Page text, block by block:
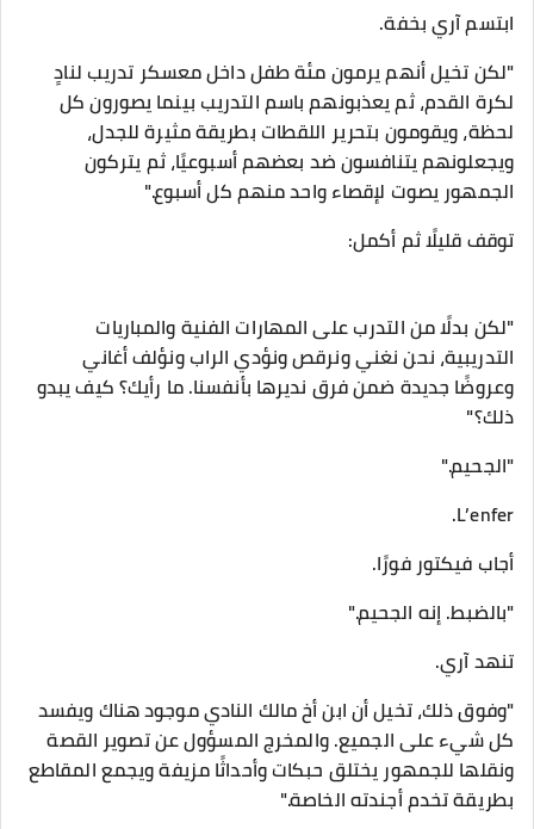
ابتسم آري بخفة.
"لكن تخيل أنهم يرمون مئة طفل داخل معسكر تدريب لنادٍ
لكرة القدم، ثم يعذبونهم باسم التدريب بينما يصورون كل
لحظة، ويقومون بتحرير اللقطات بطريقة مثيرة للجدل،
ويجعلونهم يتنافسون ضد بعضهم أسبوعيًا، ثم يتركون
الجمهور يصوت لإقصاء واحد منهم كل أسبوع."
توقف قليلًا ثم أكمل:
"لكن بدلًا من التدرب على المهارات الفنية والمباريات
التدريبية، نحن نغني ونرقص ونؤدي الراب ونؤلف أغاني
وعروضًا جديدة ضمن فرق نديرها بأنفسنا. ما رأيك؟ كيف يبدو
ذلك؟"
"الجحيم."
L’enfer.
أجاب فيكتور فورًا.
"بالضبط. إنه الجحيم."
تنهد آري.
"وفوق ذلك، تخيل أن ابن أخ مالك النادي موجود هناك ويفسد
كل شيء على الجميع. والمخرج المسؤول عن تصوير القصة
ونقلها للجمهور يختلق حبكات وأحداثًا مزيفة ويجمع المقاطع
بطريقة تخدم أجندته الخاصة."